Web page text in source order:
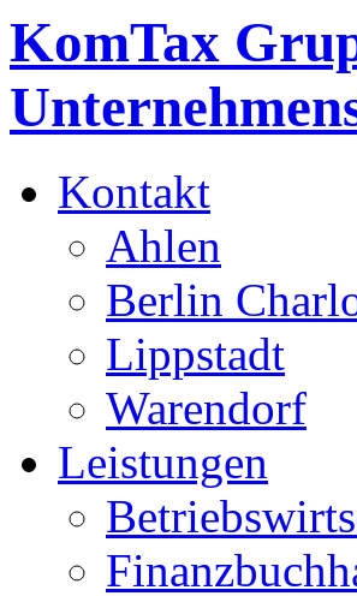
KomTax
Kontakt
Ahlen
Berlin
Lippstadt
Warendorf
Leistungen